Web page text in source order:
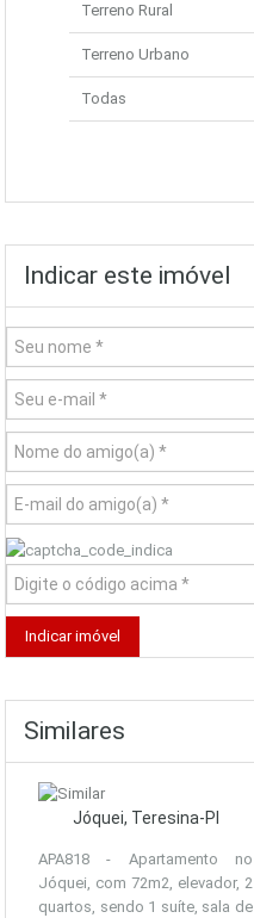
Terreno Rural
Terreno Urbano
Todas
Indicar este imóvel
Similares
Jóquei, Teresina-PI
APA818 - Apartamento no
Jóquei, com 72m2, elevador, 2
quartos, sendo 1 suíte, sala de